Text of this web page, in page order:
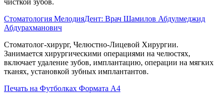
Стоматология МелодияДент: Врач Шамилов Абдулмеджид
Абдурахманович
Стоматолог-хирург, Челюстно-Лицевой Хирургии.
Занимается хирургическими операциями на челюстях,
включает удаление зубов, имплантацию, операции на мягких
тканях, установкой зубных имплантантов.
Печать на Футболках Формата А4